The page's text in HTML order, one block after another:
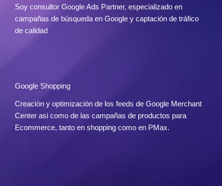
Soy consultor Google Ads Partner, especializado en
campañas de búsqueda en Google y captación de tráfico
de calidad
Google Shopping
Creación y optimización de los feeds de Google Merchant
Center asi como de las campañas de productos para
Ecommerce, tanto en shopping como en PMax.